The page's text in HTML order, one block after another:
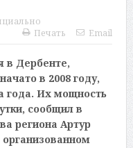
Печать
Email
в Дербенте,
в 2008 году,
года. Их мощность
сообщил в
региона Артур